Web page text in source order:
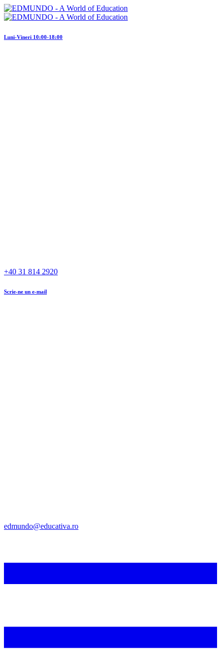
Luni-Vineri 10:00-18:00
+40 31 814 2920
Scrie-ne un e-mail
edmundo@educativa.ro